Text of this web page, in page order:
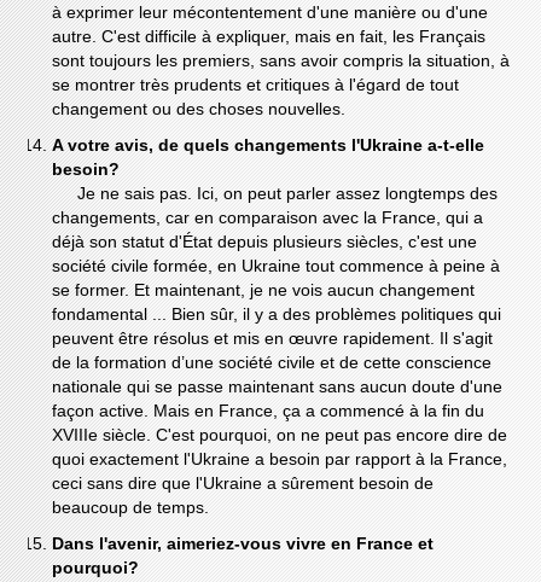
à exprimer leur mécontentement d'une manière ou d'une
autre. C'est difficile à expliquer, mais en fait, les Français
sont toujours les premiers, sans avoir compris la situation, à
se montrer très prudents et critiques à l'égard de tout
changement ou des choses nouvelles.
A votre avis, de quels changements l'Ukraine a-t-elle
besoin?
Je ne sais pas. Ici, on peut parler assez longtemps des
changements, car en comparaison avec la France, qui a
déjà son statut d'État depuis plusieurs siècles, c'est une
société civile formée, en Ukraine tout commence à peine à
se former. Et maintenant, je ne vois aucun changement
fondamental ... Bien sûr, il y a des problèmes politiques qui
peuvent être résolus et mis en œuvre rapidement. Il s'agit
de la formation d’une société civile et de cette conscience
nationale qui se passe maintenant sans aucun doute d'une
façon active. Mais en France, ça a commencé à la fin du
XVIIIe siècle. С'est pourquoi, on ne peut pas encore dire de
quoi exactement l'Ukraine a besoin par rapport à la France,
ceci sans dire que l'Ukraine a sûrement besoin de
beaucoup de temps.
Dans l'avenir, aimeriez-vous vivre en France et
pourquoi?